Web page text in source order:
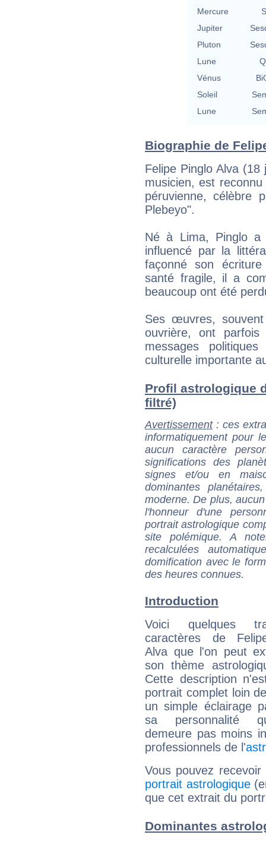
Mercure
Jupiter
Pluton
Lune
Vénus
Soleil
Lune
Biographie de
Felipe Pinglo Alva
musicien, est
péruvienne, célèbre
Plebeyo".
Né à Lima, Pinglo
influencé par la
façonné son
santé fragile, il a
beaucoup ont été
Ses œuvres,
ouvrière, ont
messages
culturelle importante
Profil astrologique
filtré)
Avertissement: ces
informatiquement pour
aucun caractère
significations des
signes et/ou en
dominantes
moderne. De plus,
l'honneur d'une
portrait astrologique
site polémique. A
recalculées
domification avec le
des heures connues.
Introduction
Voici quelques
caractères de
Alva que l'on peut
son thème
Cette description
portrait complet loin
un simple éclairage
sa personnalité
demeure pas moins
professionnels de l'
Vous pouvez
portrait astrologique
que cet extrait du
Dominantes